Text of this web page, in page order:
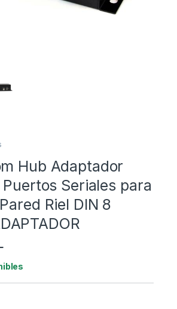
Hub Adaptador
Seriales para
Riel DIN 8